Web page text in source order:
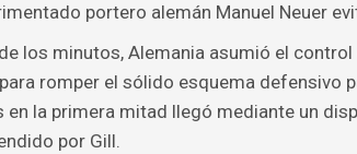
portero alemán Manuel Neuer
los minutos, Alemania asumió el
romper el sólido esquema defensivo
en la primera mitad llegó mediante un
por Gill.